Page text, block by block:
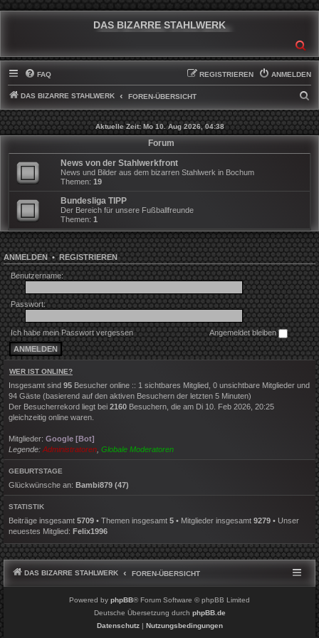
DAS BIZARRE STAHLWERK
FAQ ANMELDEN
REGISTRIEREN
DAS BIZARRE STAHLWERK FOREN-ÜBERSICHT
U
C
Aktuelle Zeit: Mo 10. Aug 2026, 04:38
Forum
News von der Stahlwerkfront
News und Bilder aus dem bizarren Stahlwerk in Bochum
Themen: 19
Bundesliga TIPP
Der Bereich für unsere Fußballfreunde
Themen: 1
ANMELDEN•REGISTRIEREN
Benutzername:
Passwort:
Ich habe mein Passwort vergessen Angemeldet bleiben
WER IST ONLINE?
Insgesamt sind 95 Besucher online :: 1 sichtbares Mitglied, 0 unsichtbare Mitglieder und
94 Gäste (basierend auf den aktiven Besuchern der letzten 5 Minuten)
Der Besucherrekord liegt bei 2160 Besuchern, die am Di 10. Feb 2026, 20:25
gleichzeitig online waren.
Mitglieder: Google [Bot]
Legende: Administratoren Globale Moderatoren
GEBURTSTAGE
Glückwünsche an: Bambi879 (47)
STATISTIK
Beiträge insgesamt 5709 • Themen insgesamt 5 • Mitglieder insgesamt 9279 • Unser
neuestes Mitglied: Felix1996
DAS BIZARRE STAHLWERK FOREN-ÜBERSICHT
Powered by phpBB® Forum Software © phpBB Limited
Deutsche Übersetzung durch phpBB.de
Datenschutz| Nutzungsbedingungen